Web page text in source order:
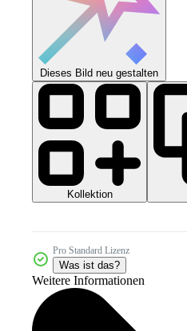
Dieses Bild neu gestalten
Kollektion
Pro Standard Lizenz
Was ist das?
Weitere Informationen